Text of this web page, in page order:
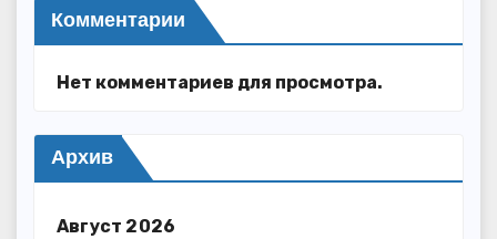
Комментарии
Нет комментариев для просмотра.
Архив
Август 2026